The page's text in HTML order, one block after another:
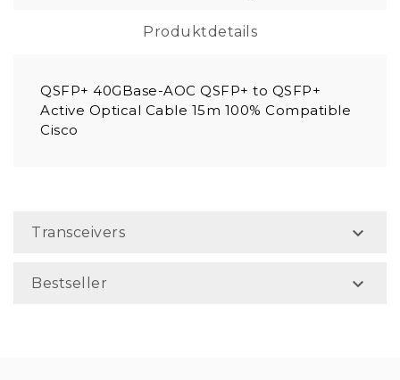
Produktdetails
QSFP+ 40GBase-AOC QSFP+ to QSFP+
Active Optical Cable 15m 100% Compatible
Cisco
Transceivers 
Bestseller 